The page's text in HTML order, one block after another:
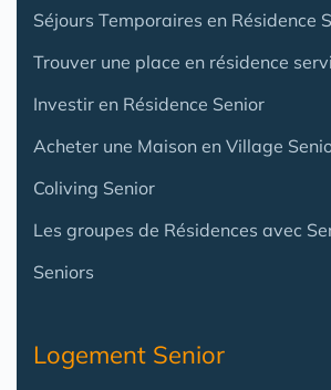
Séjours Temporaires en Résidence
Trouver une place en résidence
Investir en Résidence Senior
Acheter une Maison en Village
Coliving Senior
Les groupes de Résidences avec
Seniors
Logement Senior